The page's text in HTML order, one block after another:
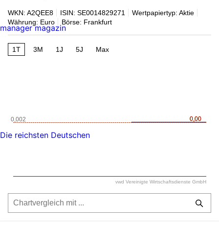
WKN: A2QEE8 ISIN: SE0014829271
Wertpapiertyp: Aktie
Währung: Euro
Börse: Frankfurt
1T 3M 1J 5J Max
0,00
0,00
0,002
vwd Vereinigte Wirtschaftsdienste GmbH
manager magazin
Die reichsten Deutschen